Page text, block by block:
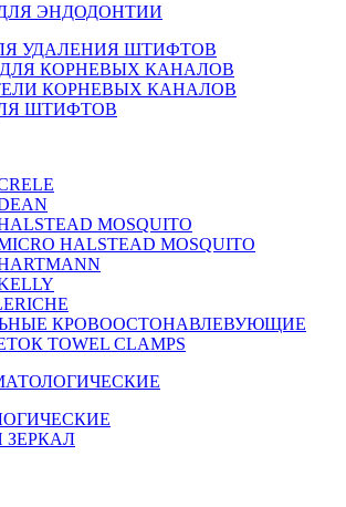
ЭНДОДОНТИИ
УДАЛЕНИЯ ШТИФТОВ
КОРНЕВЫХ КАНАЛОВ
КОРНЕВЫХ КАНАЛОВ
ШТИФТОВ
MOSQUITO
HALSTEAD MOSQUITO
КРОВООСТОНАВЛЕВУЮЩИЕ
TOWEL CLAMPS
ЗЕРКАЛ